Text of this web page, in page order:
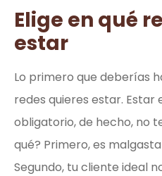
Elige en qué
estar
Lo primero que deberías
redes quieres estar. Estar
obligatorio, de hecho, no
qué? Primero, es
Segundo, tu cliente ideal